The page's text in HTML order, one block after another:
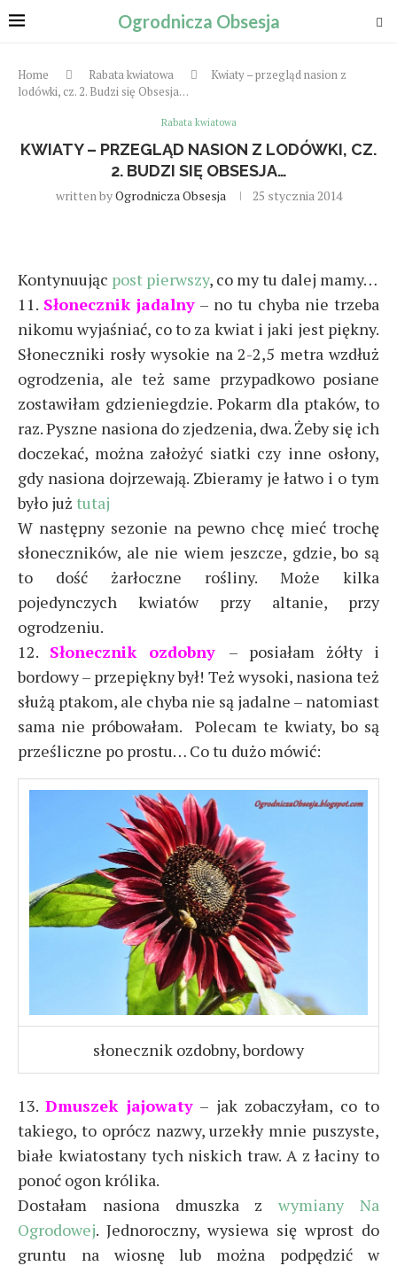
Ogrodnicza Obsesja
Home Rabata kwiatowa
Kwiaty – przegląd nasion z
lodówki, cz. 2. Budzi się Obsesja…
Rabata kwiatowa
KWIATY – PRZEGLĄD NASION Z LODÓWKI, CZ.
2. BUDZI SIĘ OBSESJA…
written byOgrodnicza Obsesja 25 stycznia 2014
Kontynuując post pierwszy, co my tu dalej mamy…
11. Słonecznik jadalny – no tu chyba nie trzeba
nikomu wyjaśniać, co to za kwiat i jaki jest piękny.
Słoneczniki rosły wysokie na 2-2,5 metra wzdłuż
ogrodzenia, ale też same przypadkowo posiane
zostawiłam gdzieniegdzie. Pokarm dla ptaków, to
raz. Pyszne nasiona do zjedzenia, dwa. Żeby się ich
doczekać, można założyć siatki czy inne osłony,
gdy nasiona dojrzewają. Zbieramy je łatwo i o tym
było już tutaj
W następny sezonie na pewno chcę mieć trochę
słoneczników, ale nie wiem jeszcze, gdzie, bo są
to dość żarłoczne rośliny. Może kilka
pojedynczych kwiatów przy altanie, przy
ogrodzeniu.
12. Słonecznik ozdobny – posiałam żółty i
bordowy – przepiękny był! Też wysoki, nasiona też
służą ptakom, ale chyba nie są jadalne – natomiast
sama nie próbowałam. Polecam te kwiaty, bo są
prześliczne po prostu… Co tu dużo mówić:
słonecznik ozdobny, bordowy
13.Dmuszek jajowaty– jak zobaczyłam, co to
takiego, to oprócz nazwy, urzekły mnie puszyste,
białe kwiatostany tych niskich traw. A z łaciny to
ponoć ogon królika.
Dostałam nasiona dmuszka z wymiany Na
Ogrodowej. Jednoroczny, wysiewa się wprost do
gruntu na wiosnę lub można podpędzić w